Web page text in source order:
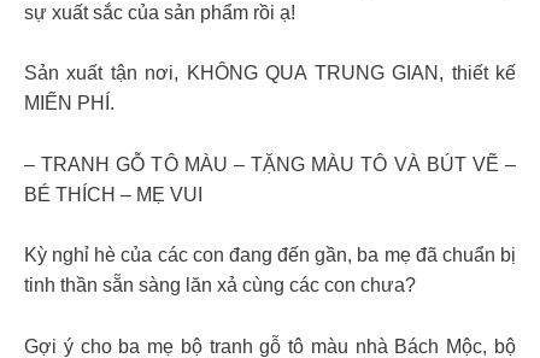
sự xuất sắc của sản phẩm rồi ạ!
Sản xuất tận nơi, KHÔNG QUA TRUNG GIAN, thiết kế
MIẾN PHÍ.
– TRANH GỖ TÔ MÀU – TẶNG MÀU TÔ VÀ BÚT VẼ –
BÉ THÍCH – MẸ VUI
Kỳ nghỉ hè của các con đang đến gần, ba mẹ đã chuẩn bị
tinh thần sẵn sàng lăn xả cùng các con chưa?
Gợi ý cho ba mẹ bộ tranh gỗ tô màu nhà Bách Mộc, bộ